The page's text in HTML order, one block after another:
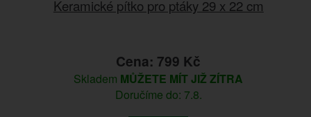
Keramické pítko pro ptáky 29 x 22 cm
Cena: 799 Kč
Skladem MŮŽETE MÍT JIŽ ZÍTRA
Doručíme do: 7.8.